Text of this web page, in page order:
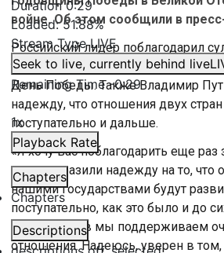
Duration0:29
Loaded:51.88%
Stream TypeLIVE
Seek to live, currently behind live
Remaining Time-0:29
1x
Playback Rate
Chapters
Chapters
Descriptions
войне. Об этом сообщили в
Российский лидер поблагодарил
то, что он нашел время приехать в
День Победы. Также Владимир
надежду, что отношения двух
поступательно и дальше.
«Я хочу вас поблагодарить еще раз
нами выразили надежду на то, что
нашими государствами будут
поступательно, как это было и до
правительств мы поддерживаем
отношения. Надеюсь, уверен в том,